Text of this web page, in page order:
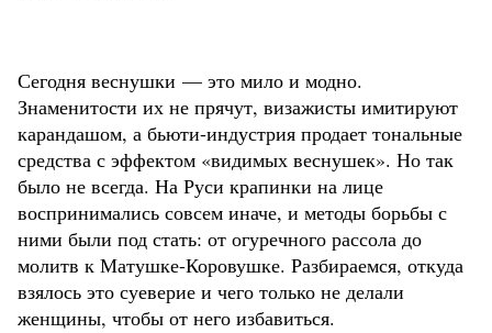
Сегодня веснушки — это мило и модно.
Знаменитости их не прячут, визажисты имитируют
карандашом, а бьюти-индустрия продает тональные
средства с эффектом «видимых веснушек». Но так
было не всегда. На Руси крапинки на лице
воспринимались совсем иначе, и методы борьбы с
ними были под стать: от огуречного рассола до
молитв к Матушке-Коровушке. Разбираемся, откуда
взялось это суеверие и чего только не делали
женщины, чтобы от него избавиться.